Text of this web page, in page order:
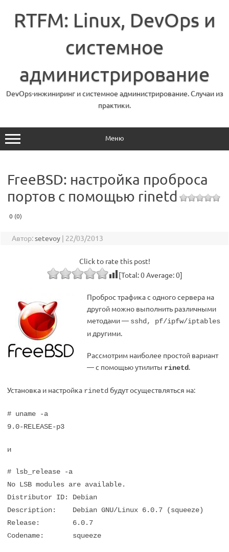
содержимому
RTFM: Linux, DevOps и
системное
администрирование
DevOps-инжиниринг и системное администрирование. Случаи из
практики.
Меню
FreeBSD: настройка проброса
портов с помощью rinetd
0 (0)
Автор:setevoy | 22/03/2013
Click to rate this post!
[Total:0Average:0]
Проброс трафика с одного сервера на
другой можно выполнить различными
методами — sshd, pf/ipfw/iptables
и другими.
Рассмотрим наиболее простой вариант
— с помощью утилиты rinetd.
Установка и настройка rinetd будут осуществляться на:
# uname -a
9.0-RELEASE-p3
и
# lsb_release -a
No LSB modules are available.
Distributor ID: Debian
Description: Debian GNU/Linux 6.0.7 (squeeze)
Release: 6.0.7
Codename: squeeze